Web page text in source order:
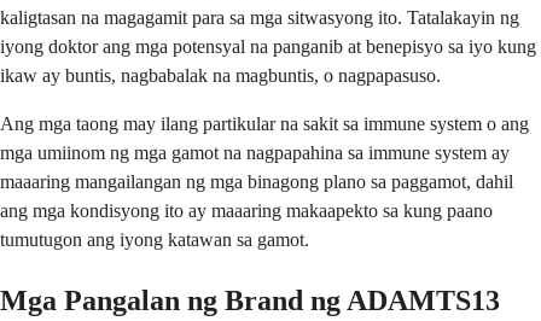
kaligtasan na magagamit para sa mga sitwasyong ito. Tatalakayin ng
iyong doktor ang mga potensyal na panganib at benepisyo sa iyo kung
ikaw ay buntis, nagbabalak na magbuntis, o nagpapasuso.
Ang mga taong may ilang partikular na sakit sa immune system o ang
mga umiinom ng mga gamot na nagpapahina sa immune system ay
maaaring mangailangan ng mga binagong plano sa paggamot, dahil
ang mga kondisyong ito ay maaaring makaapekto sa kung paano
tumutugon ang iyong katawan sa gamot.
Mga Pangalan ng Brand ng ADAMTS13